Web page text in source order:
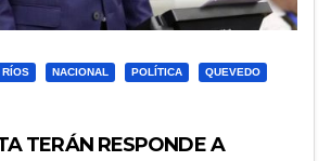
NACIONAL POLÍTICA QUEVEDO
TERÁN RESPONDE A